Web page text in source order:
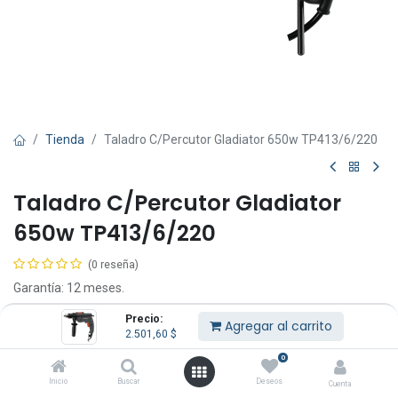
Precio:
2.501,60 $ Agregar al carrito
Inicio Buscar
0
Deseos Cuenta
Tienda Taladro C/Percutor Gladiator 650w TP413/6/220
Taladro C/Percutor Gladiator
650w TP413/6/220
(0 reseña)
Garantía: 12 meses.
Contenido:
1 taladro percutor.
1 mango lateral.